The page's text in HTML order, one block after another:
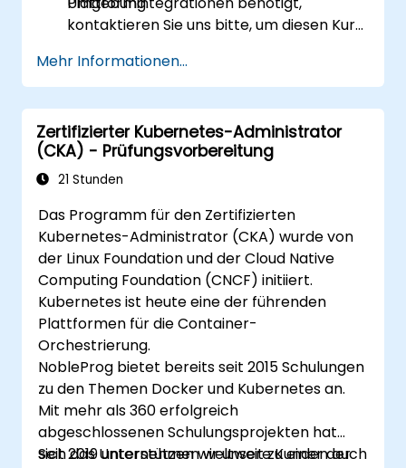
kontaktieren Sie uns bitte, um diesen Kurs
Mehr Informationen...
Zertifizierter Kubernetes-Administrator
(CKA) - Prüfungsvorbereitung
21 Stunden
Das Programm für den Zertifizierten
Kubernetes-Administrator (CKA) wurde von
der Linux Foundation und der Cloud Native
Computing Foundation (CNCF) initiiert.
Kubernetes ist heute eine der führenden
Plattformen für die Container-
Orchestrierung.
NobleProg bietet bereits seit 2015 Schulungen
zu den Themen Docker und Kubernetes an.
Mit mehr als 360 erfolgreich
abgeschlossenen Schulungsprojekten hat
sich das Unternehmen weltweit zu einer der
Seit 2019 unterstützen wir unsere Kunden auch